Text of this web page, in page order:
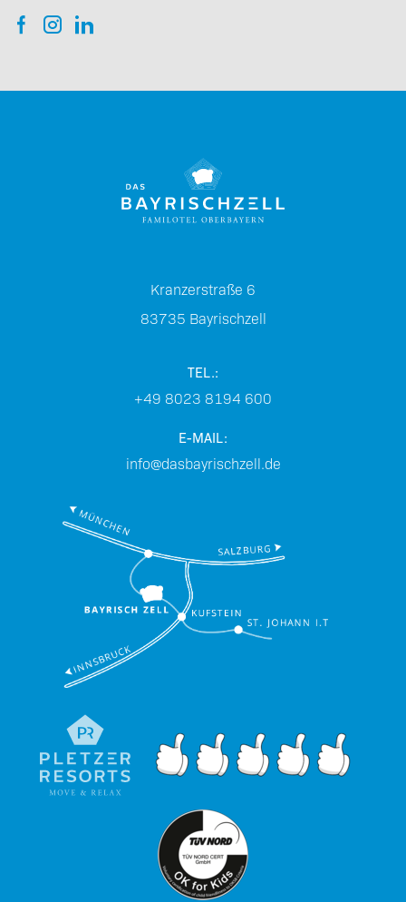
Kranzerstraße 6
83735 Bayrischzell
TEL.:
+49 8023 8194 600
E-MAIL:
info@dasbayrischzell.de